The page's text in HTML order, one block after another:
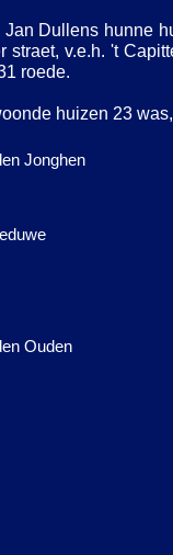
Dullens hunne
v.e.h. 't
roede.
huizen 23
Jonghen
Ouden